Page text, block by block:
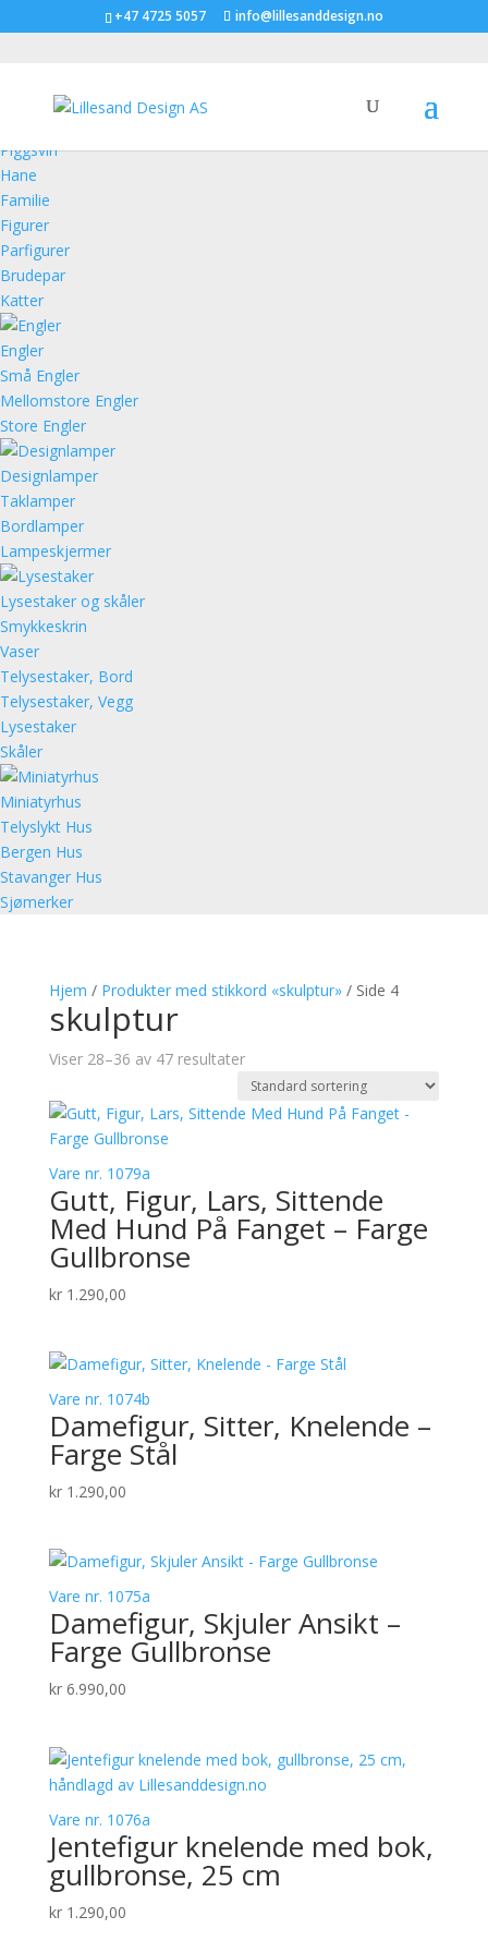
+47 4725 5057 info@lillesanddesign.no
Piggsvin
Hane
Familie
Figurer
Parfigurer
Brudepar
Katter
Engler
Små Engler
Mellomstore Engler
Store Engler
Designlamper
Taklamper
Bordlamper
Lampeskjermer
Lysestaker og skåler
Smykkeskrin
Vaser
Telysestaker, Bord
Telysestaker, Vegg
Lysestaker
Skåler
Miniatyrhus
Telyslykt Hus
Bergen Hus
Stavanger Hus
Sjømerker
Hjem / Produkter med stikkord «skulptur»/ Side 4
skulptur
Viser 28–36 av 47 resultater
Vare nr. 1079a
Gutt, Figur, Lars, Sittende
Med Hund På Fanget – Farge
Gullbronse
kr1.290,00
Vare nr. 1074b
Damefigur, Sitter, Knelende –
Farge Stål
kr1.290,00
Vare nr. 1075a
Damefigur, Skjuler Ansikt –
Farge Gullbronse
kr6.990,00
Vare nr. 1076a
Jentefigur knelende med bok,
gullbronse, 25 cm
kr1.290,00